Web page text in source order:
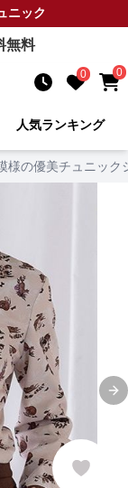
ニック
無料
0 0
人気ランキング
様の優美チュニック